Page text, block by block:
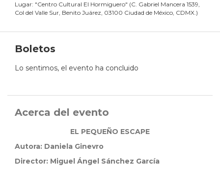
Lugar: "Centro Cultural El Hormiguero" (C. Gabriel Mancera 1539,
Col del Valle Sur, Benito Juárez, 03100 Ciudad de México, CDMX.)
Boletos
Lo sentimos, el evento ha concluido
Acerca del evento
EL PEQUEÑO ESCAPE
Autora: Daniela Ginevro
Director: Miguel Ángel Sánchez García